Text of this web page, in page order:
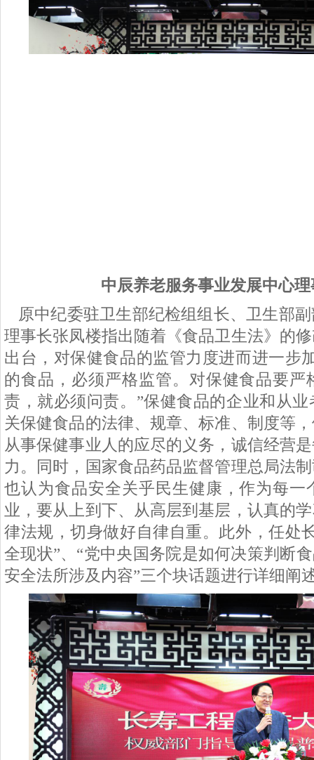
中辰养老服务事业发展中心
原中纪委驻卫生部纪检组组长、卫生部
理事长张凤楼指出随着《食品卫生法》的
出台，对保健食品的监管力度进而进一步
的食品，必须严格监管。对保健食品要严
责，就必须问责。”保健食品的企业和从
关保健食品的法律、规章、标准、制度等
从事保健事业人的应尽的义务，诚信经营
力。同时，国家食品药品监督管理总局法
也认为食品安全关乎民生健康，作为每一
业，要从上到下、从高层到基层，认真的
律法规，切身做好自律自重。此外，任处
全现状”、“党中央国务院是如何决策判断
安全法所涉及内容”三个块话题进行详细阐